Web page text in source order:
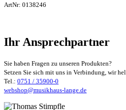
ArtNr: 0138246
Ihr Ansprechpartner
Sie haben Fragen zu unseren Produkten?
Setzen Sie sich mit uns in Verbindung, wir
Tel.: 0751 / 35900-0
webshop@musikhaus-lange.de